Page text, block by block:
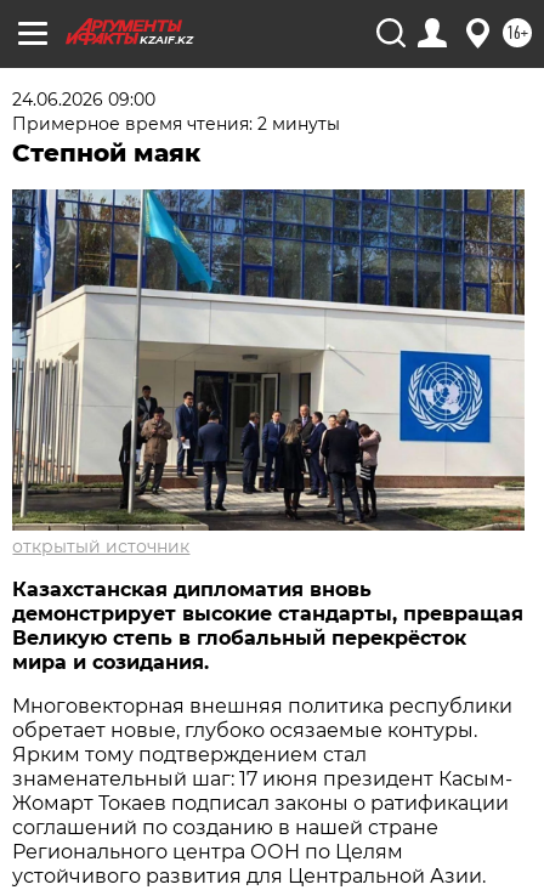
KZAIF.KZ 16+
24.06.2026 09:00
Примерное время чтения: 2 минуты
Степной маяк
открытый источник
Казахстанская дипломатия вновь
демонстрирует высокие стандарты, превращая
Великую степь в глобальный перекрёсток
мира и созидания.
Многовекторная внешняя политика республики
обретает новые, глубоко осязаемые контуры.
Ярким тому подтверждением стал
знаменательный шаг: 17 июня президент Касым-
Жомарт Токаев подписал законы о ратификации
соглашений по созданию в нашей стране
Регионального центра ООН по Целям
устойчивого развития для Центральной Азии.